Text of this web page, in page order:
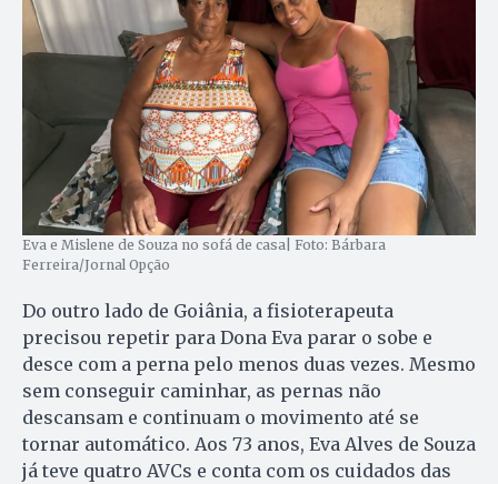
Eva e Mislene de Souza no sofá de casa| Foto: Bárbara
Ferreira/Jornal Opção
Do outro lado de Goiânia, a fisioterapeuta
precisou repetir para Dona Eva parar o sobe e
desce com a perna pelo menos duas vezes. Mesmo
sem conseguir caminhar, as pernas não
descansam e continuam o movimento até se
tornar automático. Aos 73 anos, Eva Alves de Souza
já teve quatro AVCs e conta com os cuidados das